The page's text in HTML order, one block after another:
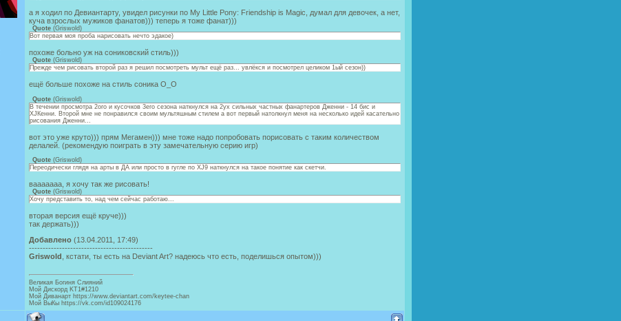
а я ходил по Девиантарту, увидел рисунки по My Little Pony: Friendship is Magic, думал для девочек, а нет,
куча взрослых мужиков фанатов))) теперь я тоже фанат)))
Quote (Griswold)
Вот первая моя проба нарисовать нечто эдакое)
похоже больно уж на сониковский стиль)))
Quote (Griswold)
Прежде чем рисовать второй раз я решил посмотреть мульт ещё раз... увлёкся и посмотрел целиком 1ый сезон))
ещё больше похоже на стиль соника О_О
Quote (Griswold)
В течении просмотра 2ого и кусочков 3его сезона наткнулся на 2ух сильных частных фанартеров Дженни - 14 бис и
XJКенни. Второй мне не понравился своим мультяшным стилем а вот первый натолкнул меня на несколько идей касательно
рисования Дженни...
вот это уже круто))) прям Мегамен))) мне тоже надо попробовать порисовать с таким количеством
делалей. (рекомендую поиграть в эту замечательную серию игр)
Quote (Griswold)
Переодически глядя на арты в ДА или просто в гугле по XJ9 наткнулся на такое понятие как скетчи.
вааааааа, я хочу так же рисовать!
Quote (Griswold)
Хочу представить то, над чем сейчас работаю...
вторая версия ещё круче)))
так держать)))
Добавлено (13.04.2011, 17:49)
---------------------------------------------
Griswold , кстати, ты есть на Deviant Art? надеюсь что есть, поделишься опытом)))
Великая Богиня Слияний
Мой Дискорд KT1#1210
Мой Диванарт https://www.deviantart.com/keytee-chan
Мой ВыКы https://vk.com/id109024176